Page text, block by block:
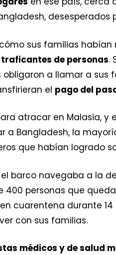
desesperados
sus familias habían
traficantes de personas.
a llamar a
el pago del
atracar en Malasia,
a Bangladesh, la
que habían logrado
barco navegaba a la
personas que
cuarentena durante 14
con sus familias.
médicos y de salud